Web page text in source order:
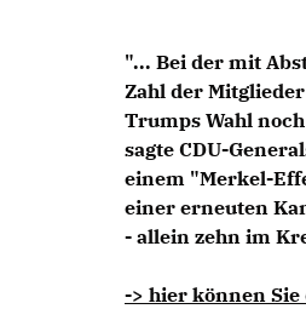
"... Bei der mit
Zahl der
Trumps Wahl
sagte CDU-
einem "Merkel-
einer erneuten
- allein zehn im
-> hier können